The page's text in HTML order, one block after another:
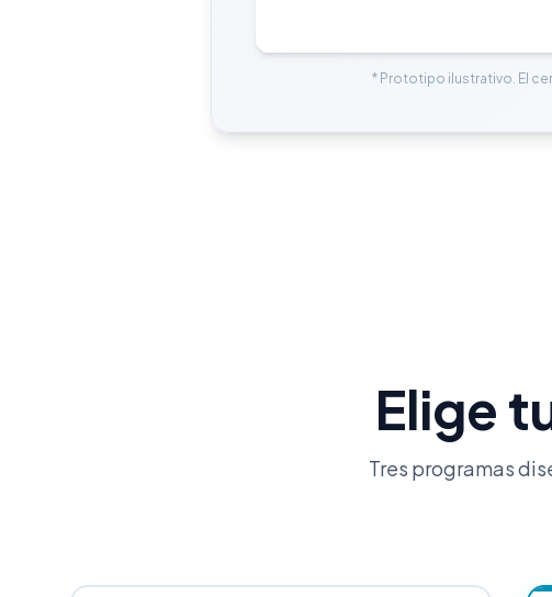
* Prototipo ilustrativo. El
Elige
Tres programas